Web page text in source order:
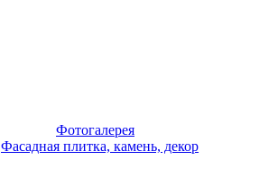
Фотогалерея
Фасадная плитка, камень, декор